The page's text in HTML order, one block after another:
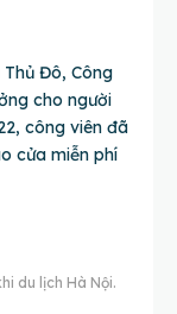
Đô, Công
cho người
công viên đã
cửa miễn phí
du lịch Hà Nội.